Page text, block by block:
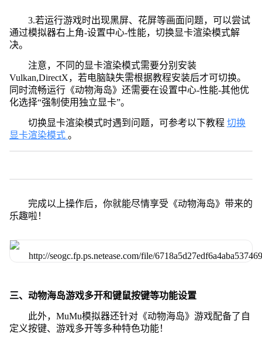
3.若运行游戏时出现黑屏、花屏等画面问题，可以尝试
通过模拟器右上角-设置中心-性能，切换显卡渲染模式解
决。
注意，不同的显卡渲染模式需要分别安装
Vulkan,DirectX，若电脑缺失需根据教程安装后才可切换。
同时流畅运行《动物海岛》还需要在设置中心-性能-其他优
化选择“强制使用独立显卡”。
切换显卡渲染模式时遇到问题，可参考以下教程 切换
显卡渲染模式 。
完成以上操作后，你就能尽情享受《动物海岛》带来的
乐趣啦！
三、动物海岛游戏多开和键鼠按键等功能设置
此外，MuMu模拟器还针对《动物海岛》游戏配备了自
定义按键、游戏多开等多种特色功能！